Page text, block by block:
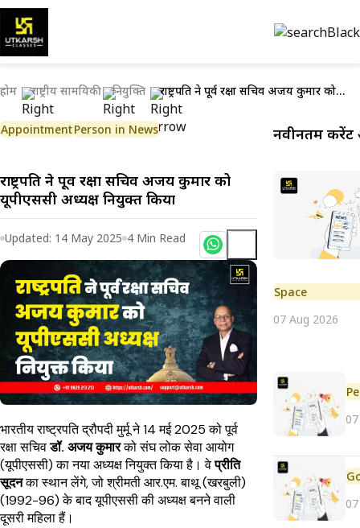
होम राष्ट्रीय सामयिकी नियुक्ति राष्ट्रपति ने पूर्व रक्षा सचिव अजय कुमार को यूपीएससी अध्यक्ष नियुक्त किया
AppointmentPerson in News
राष्ट्रपति ने पूर्व रक्षा सचिव अजय कुमार को
यूपीएससी अध्यक्ष नियुक्त किया
Updated: 14 May 2025 4 Min Read
भारतीय राष्ट्रपति द्रौपदी मुर्मू ने 14 मई 2025 को पूर्व
रक्षा सचिवडॉ. अजय कुमारको संघ लोक सेवा आयोग
(यूपीएससी) का नया अध्यक्ष नियुक्त किया है। वेप्रीति
सूदनका स्थान लेंगे, जो श्रीमती आर.एम. बाथू (खरबुली)
(1992-96) के बाद यूपीएससी की अध्यक्ष बनने वाली
दूसरी महिला हैं।
नवीनतम करेंट
Space
07 Aug 2026